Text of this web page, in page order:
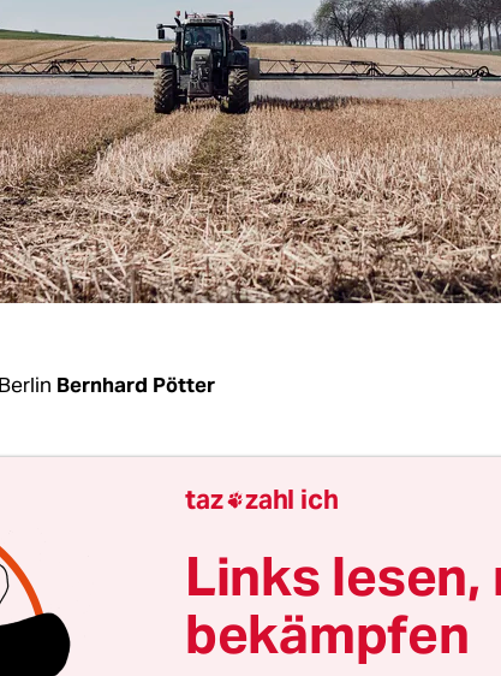
Bernhard Pötter
von der Uni Potsdam hatte die ungeteilte
„Wagen Sie den Blick über den
Firma „TeneTrio“ den Besuchern des 17.
zu. Wer den Fleischkonsum
Gerichte aus Insekten probieren. Im
Aber die Cupcakes aus Grillen und
taz zahl ich
Links lesen,
bekämpfen